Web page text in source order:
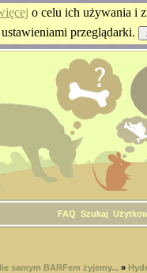
o celu ich używania i
przeglądarki.
FAQ Szukaj
samym BARFem żyjemy... »